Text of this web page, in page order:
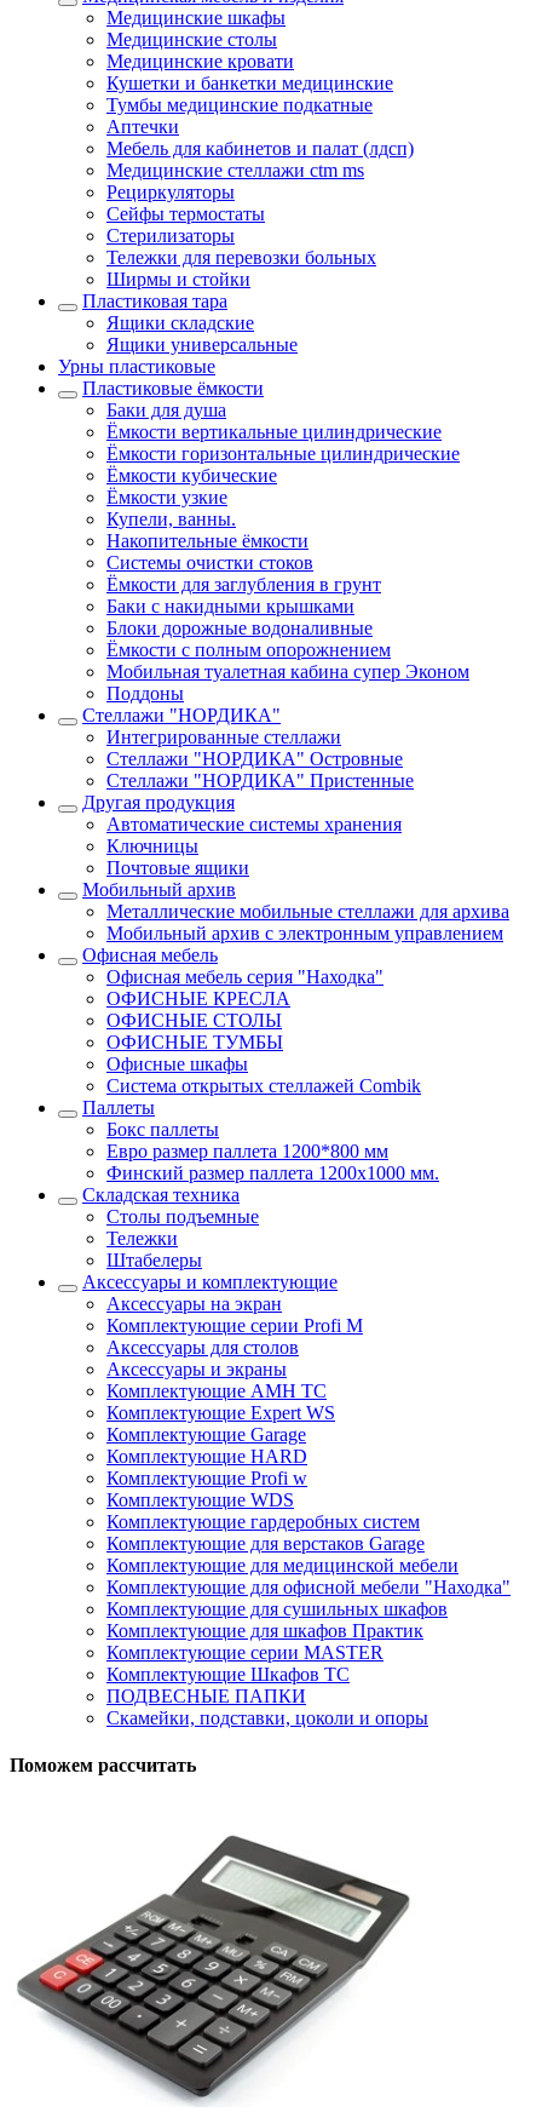
Медицинские шкафы
Медицинские столы
Медицинские кровати
Кушетки и банкетки медицинские
Тумбы медицинские подкатные
Аптечки
Мебель для кабинетов и палат (лдсп)
Медицинские стеллажи ctm ms
Рециркуляторы
Сейфы термостаты
Стерилизаторы
Тележки для перевозки больных
Ширмы и стойки
Пластиковая тара
Ящики складские
Ящики универсальные
Урны пластиковые
Пластиковые ёмкости
Баки для душа
Ёмкости вертикальные цилиндрические
Ёмкости горизонтальные цилиндрические
Ёмкости кубические
Ёмкости узкие
Купели, ванны.
Накопительные ёмкости
Системы очистки стоков
Ёмкости для заглубления в грунт
Баки с накидными крышками
Блоки дорожные водоналивные
Ёмкости с полным опорожнением
Мобильная туалетная кабина супер Эконом
Поддоны
Стеллажи "НОРДИКА"
Интегрированные стеллажи
Стеллажи "НОРДИКА" Островные
Стеллажи "НОРДИКА" Пристенные
Другая продукция
Автоматические системы хранения
Ключницы
Почтовые ящики
Мобильный архив
Металлические мобильные стеллажи для архива
Мобильный архив с электронным управлением
Офисная мебель
Офисная мебель серия "Находка"
ОФИСНЫЕ КРЕСЛА
ОФИСНЫЕ СТОЛЫ
ОФИСНЫЕ ТУМБЫ
Офисные шкафы
Система открытых стеллажей Combik
Паллеты
Бокс паллеты
Евро размер паллета 1200*800 мм
Финский размер паллета 1200х1000 мм.
Складская техника
Столы подъемные
Тележки
Штабелеры
Аксессуары и комплектующие
Аксессуары на экран
Комплектующие серии Profi M
Аксессуары для столов
Аксессуары и экраны
Комплектующие AMH TC
Комплектующие Expert WS
Комплектующие Garage
Комплектующие HARD
Комплектующие Profi w
Комплектующие WDS
Комплектующие гардеробных систем
Комплектующие для верстаков Garage
Комплектующие для медицинской мебели
Комплектующие для офисной мебели "Находка"
Комплектующие для сушильных шкафов
Комплектующие для шкафов Практик
Комплектующие серии MASTER
Комплектующие Шкафов ТС
ПОДВЕСНЫЕ ПАПКИ
Скамейки, подставки, цоколи и опоры
Поможем рассчитать